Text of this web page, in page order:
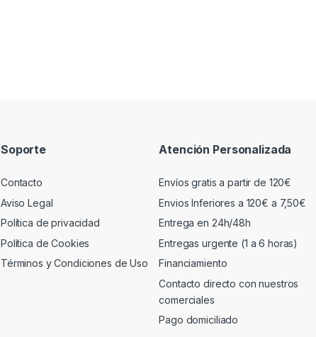
Soporte
Contacto
Aviso Legal
Política de privacidad
Política de Cookies
Términos y Condiciones de Uso
Atención Personalizada
Envíos gratis a partir de 120€
Envios Inferiores a 120€ a 7,50€
Entrega en 24h/48h
Entregas urgente (1 a 6 horas)
Financiamiento
Contacto directo con nuestros
comerciales
Pago domiciliado